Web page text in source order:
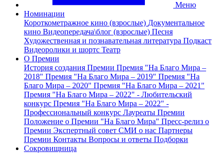
Меню
Номинации
Короткометражное кино (взрослые) Документальное
кино Видеопередача\блог (взрослые) Песня
Художественная и познавательная литература Подкаст
Видеоролики и шортс Театр
О Премии
История создания Премии Премия "На Благо Мира –
2018" Премия "На Благо Мира – 2019" Премия "На
Благо Мира – 2020" Премия "На Благо Мира – 2021"
Премия "На Благо Мира – 2022" - Любительский
конкурс Премия "На Благо Мира – 2022" -
Профессиональный конкурс Лауреаты Премии
Положение о Премии "На Благо Мира" Пресс-релиз о
Премии Экспертный совет СМИ о нас Партнеры
Премии Контакты Вопросы и ответы Подборки
Сокровищница